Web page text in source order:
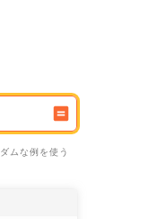
ムな例を使う